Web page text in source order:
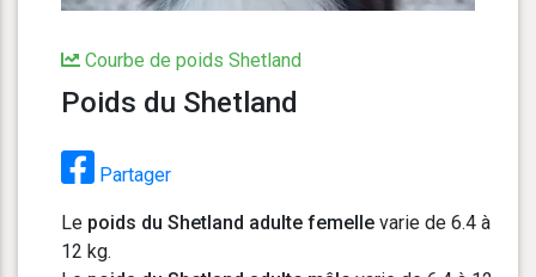
Courbe de poids Shetland
Poids du Shetland
Partager
Le poids du Shetland adulte femelle varie de 6.4 à
12 kg.